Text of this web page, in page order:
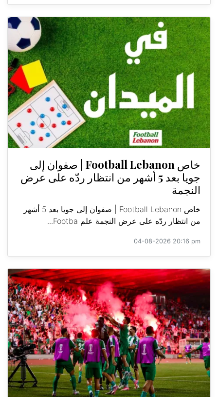
خاص Football Lebanon | صفوان إلى
جويا بعد 5 أشهر من انتظار ردّه على عرض
النجمة
خاص Football Lebanon | صفوان إلى جويا بعد 5 أشهر
من انتظار ردّه على عرض النجمة علم Footba...
04-08-2026 20:16 pm